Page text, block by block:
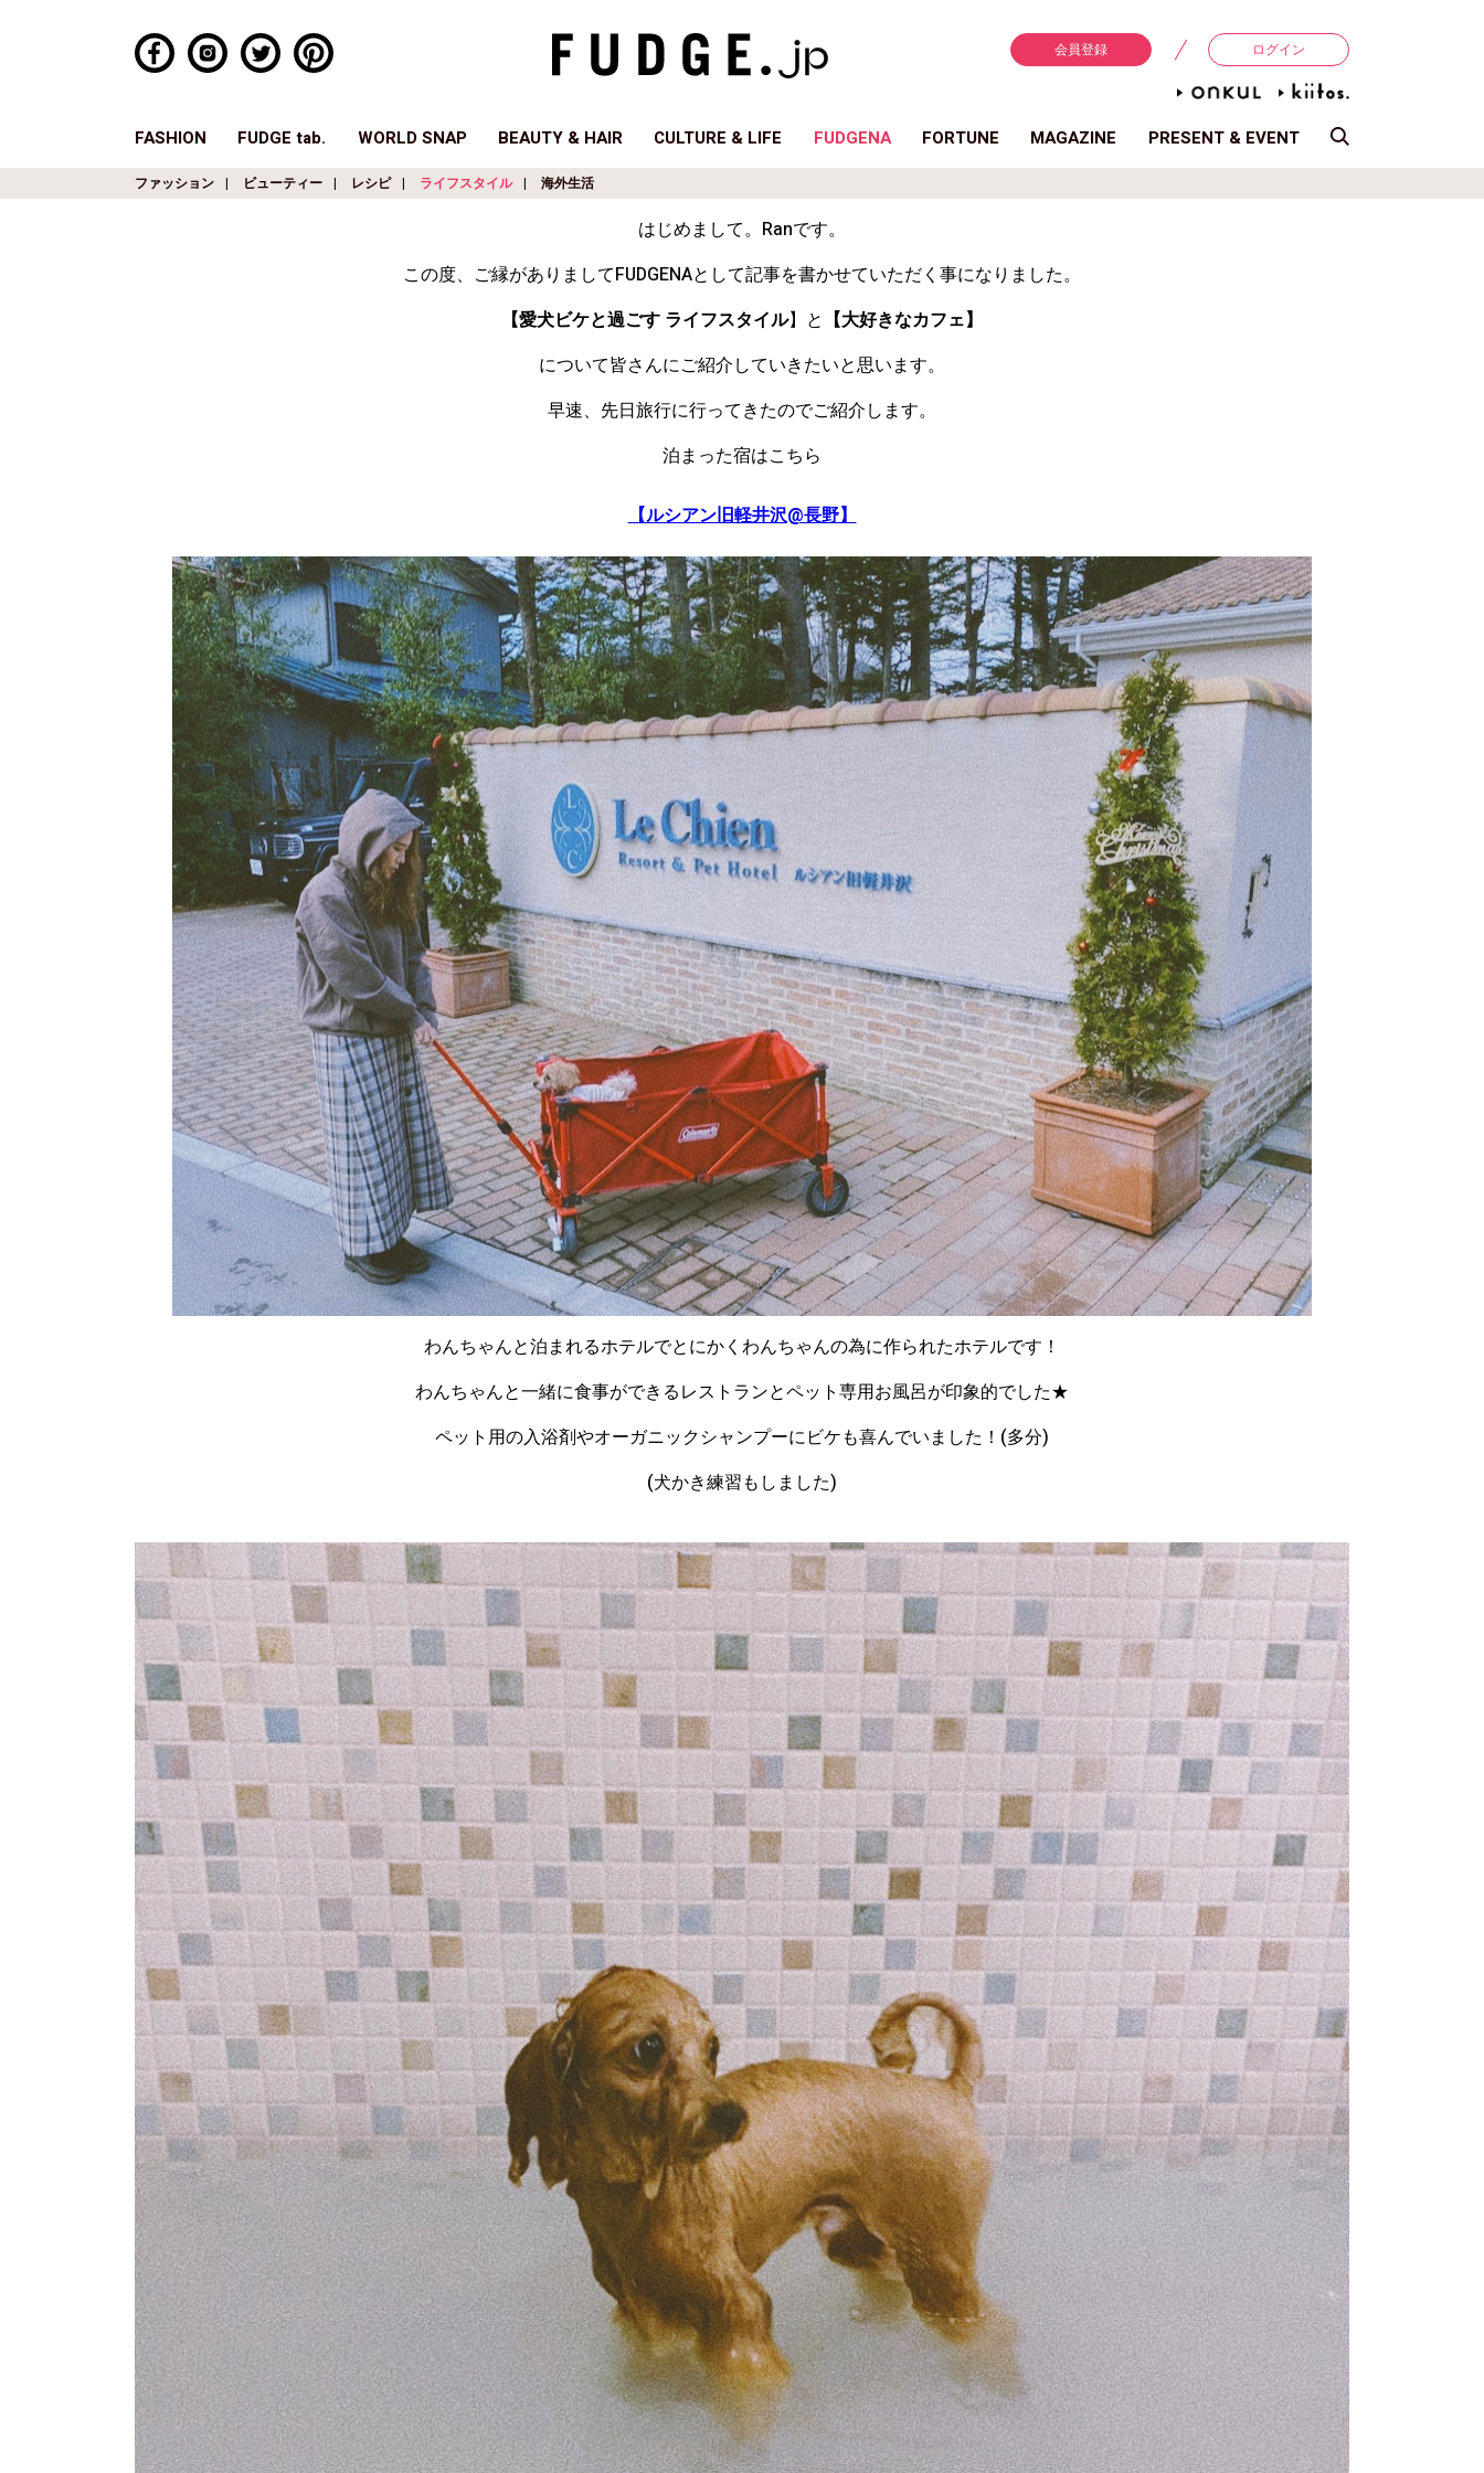
会員登録 ログイン
FASHION FUDGE tab. WORLD SNAP BEAUTY & HAIR CULTURE & LIFE FUDGENA FORTUNE MAGAZINE PRESENT & EVENT
ファッション ビューティー レシピ ライフスタイル 海外生活
はじめまして。Ranです。
この度、ご縁がありましてFUDGENAとして記事を書かせていただく事になりました。
【愛犬ビケと過ごす ライフスタイル】と 【大好きなカフェ】
について皆さんにご紹介していきたいと思います。
早速、先日旅行に行ってきたのでご紹介します。
泊まった宿はこちら
【ルシアン旧軽井沢@長野】
わんちゃんと泊まれるホテルでとにかくわんちゃんの為に作られたホテルです！
わんちゃんと一緒に食事ができるレストランとペット専用お風呂が印象的でした★
ペット用の入浴剤やオーガニックシャンプーにビケも喜んでいました！(多分)
(犬かき練習もしました)